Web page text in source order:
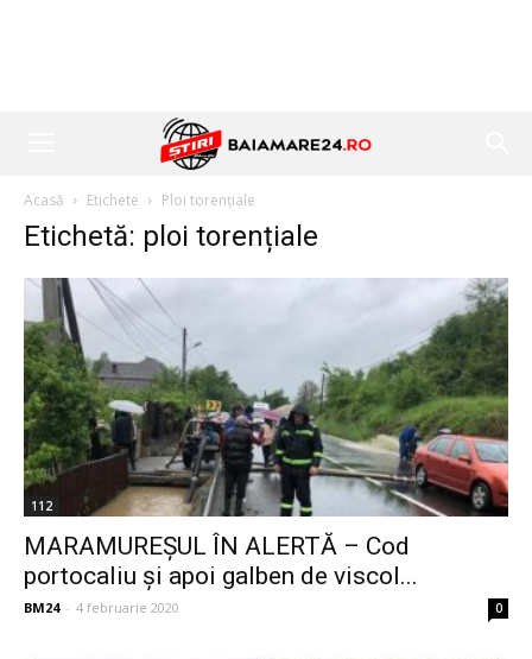
Acasă Etichete Ploi torențiale
Etichetă: ploi torențiale
112
MARAMUREȘUL ÎN ALERTĂ – Cod
portocaliu și apoi galben de viscol...
BM24 - 4 februarie 2020 0